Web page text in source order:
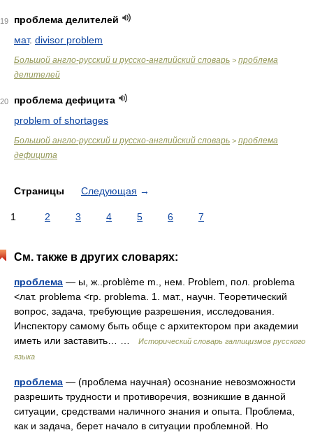
19
проблема делителей
мат. divisor problem
Большой англо-русский и русско-английский словарь > проблема
делителей
20
проблема дефицита
problem of shortages
Большой англо-русский и русско-английский словарь > проблема
дефицита
Страницы Следующая →
1 2 3 4 5 6 7
См. также в других словарях:
проблема — ы, ж..problème m., нем. Problem, пол. problema
<лат. problema <гр. problema. 1. мат., научн. Теоретический
вопрос, задача, требующие разрешения, исследования.
Инспектору самому быть обще с архитектором при академии
иметь или заставить… …
Исторический словарь галлицизмов русского
языка
проблема — (проблема научная) осознание невозможности
разрешить трудности и противоречия, возникшие в данной
ситуации, средствами наличного знания и опыта. Проблема,
как и задача, берет начало в ситуации проблемной. Но